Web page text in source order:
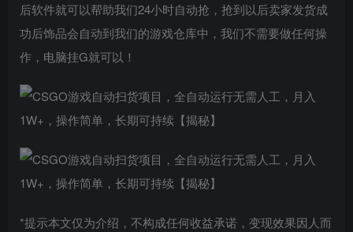
后软件就可以帮助我们24小时自动抢，抢到以后卖家发货成
功后饰品会自动到我们的游戏仓库中，我们不需要做任何操
作，电脑挂G就可以！
*提示本文仅为介绍，不构成任何收益承诺，变现效果因人而